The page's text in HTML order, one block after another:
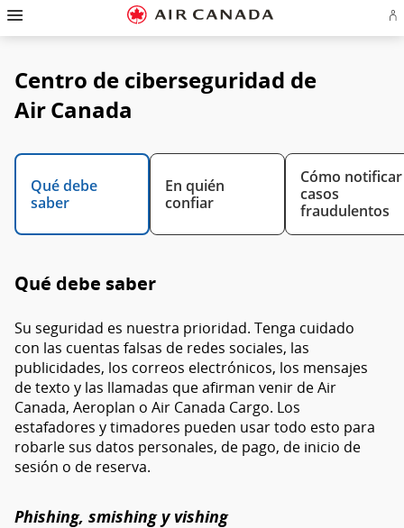
página
Omitir
pasar
pantalla
navegación
principal
Omitir
pasar
campo
Omitir
pasar
vínculos
Omitir
pasar
sitio
Omitir
pasar
Centro de ciberseguridad de
Air Canada
Qué debe
saber
En quién
confiar
Cómo notificar
casos
fraudulentos
Qué debe saber
Su seguridad es nuestra prioridad. Tenga cuidado
con las cuentas falsas de redes sociales, las
publicidades, los correos electrónicos, los mensajes
de texto y las llamadas que afirman venir de Air
Canada, Aeroplan o Air Canada Cargo. Los
estafadores y timadores pueden usar todo esto para
robarle sus datos personales, de pago, de inicio de
sesión o de reserva.
Phishing, smishing y vishing